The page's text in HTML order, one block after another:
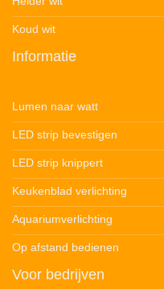
Koud wit
Informatie
Lumen naar watt
LED strip bevestigen
LED strip knippert
Keukenblad verlichting
Aquariumverlichting
Op afstand bedienen
Voor bedrijven